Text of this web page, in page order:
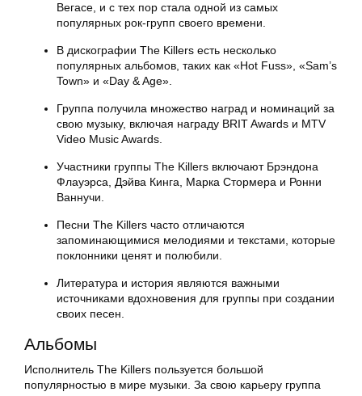
Вегасе, и с тех пор стала одной из самых
популярных рок-групп своего времени.
В дискографии The Killers есть несколько
популярных альбомов, таких как «Hot Fuss», «Sam’s
Town» и «Day & Age».
Группа получила множество наград и номинаций за
свою музыку, включая награду BRIT Awards и MTV
Video Music Awards.
Участники группы The Killers включают Брэндона
Флауэрса, Дэйва Кинга, Марка Стормера и Ронни
Ваннучи.
Песни The Killers часто отличаются
запоминающимися мелодиями и текстами, которые
поклонники ценят и полюбили.
Литература и история являются важными
источниками вдохновения для группы при создании
своих песен.
Альбомы
Исполнитель The Killers пользуется большой
популярностью в мире музыки. За свою карьеру группа